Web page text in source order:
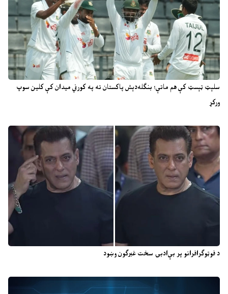
سلېټ ټېسټ کې هم ماتې؛ بنګله‌دېش پاکستان ته په کورني میدان کې کلین سوپ
ورکړ
د فوټوګرافرانو پر بې‌ادبۍ سخت غبرګون وښود